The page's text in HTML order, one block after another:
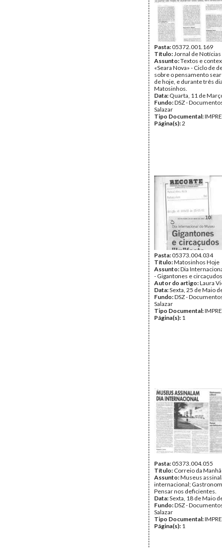
Pasta:05372.001.169
Título:Jornal de Notícias
Assunto:Textos e
«Seara Nova» - Ciclo de
sobre o pensamento
de hoje, e durante três
Matosinhos.
Data: Quarta, 11 de
Fundo:DSZ -
Salazar
Tipo Documental:
Página(s):2
Pasta:05373.004.034
Título:Matosinhos Hoje
Assunto:Dia
- Gigantones e
Autor do artigo:Laura
Data:Sexta, 25 de Maio
Fundo:DSZ -
Salazar
Tipo Documental:
Página(s): 1
Pasta:05373.004.055
Título: Correio da Manhã
Assunto:Museus
internacional;
Pensar nos deficientes.
Data:Sexta, 18 de Maio
Fundo:DSZ -
Salazar
Tipo Documental:
Página(s): 1